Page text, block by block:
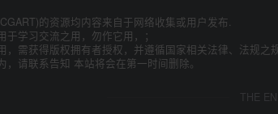
的资源均内容来自于网络收集或用户发布.
于学习交流之用，勿作它用，；
，需获得版权拥有者授权，并遵循国家相关法律、法规之
，请联系告知 本站将会在第一时间删除。
THE